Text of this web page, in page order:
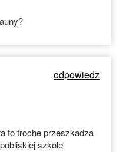
odpowiedz
to troche przeszkadza
szkole